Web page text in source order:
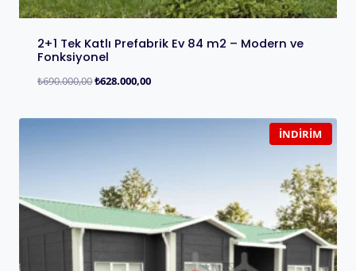
2+1 Tek Katlı Prefabrik Ev 84 m2 – Modern ve
Fonksiyonel
₺690.000,00₺628.000,00
İNDIRIM